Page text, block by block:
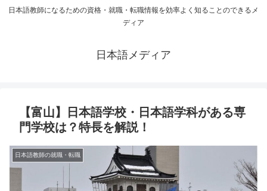
日本語教師になるための資格・就職・転職情報を効率よく知ることのできるメ
ディア
日本語メディア
【富山】日本語学校・日本語学科がある専
門学校は？特長を解説！
日本語教師の就職・転職